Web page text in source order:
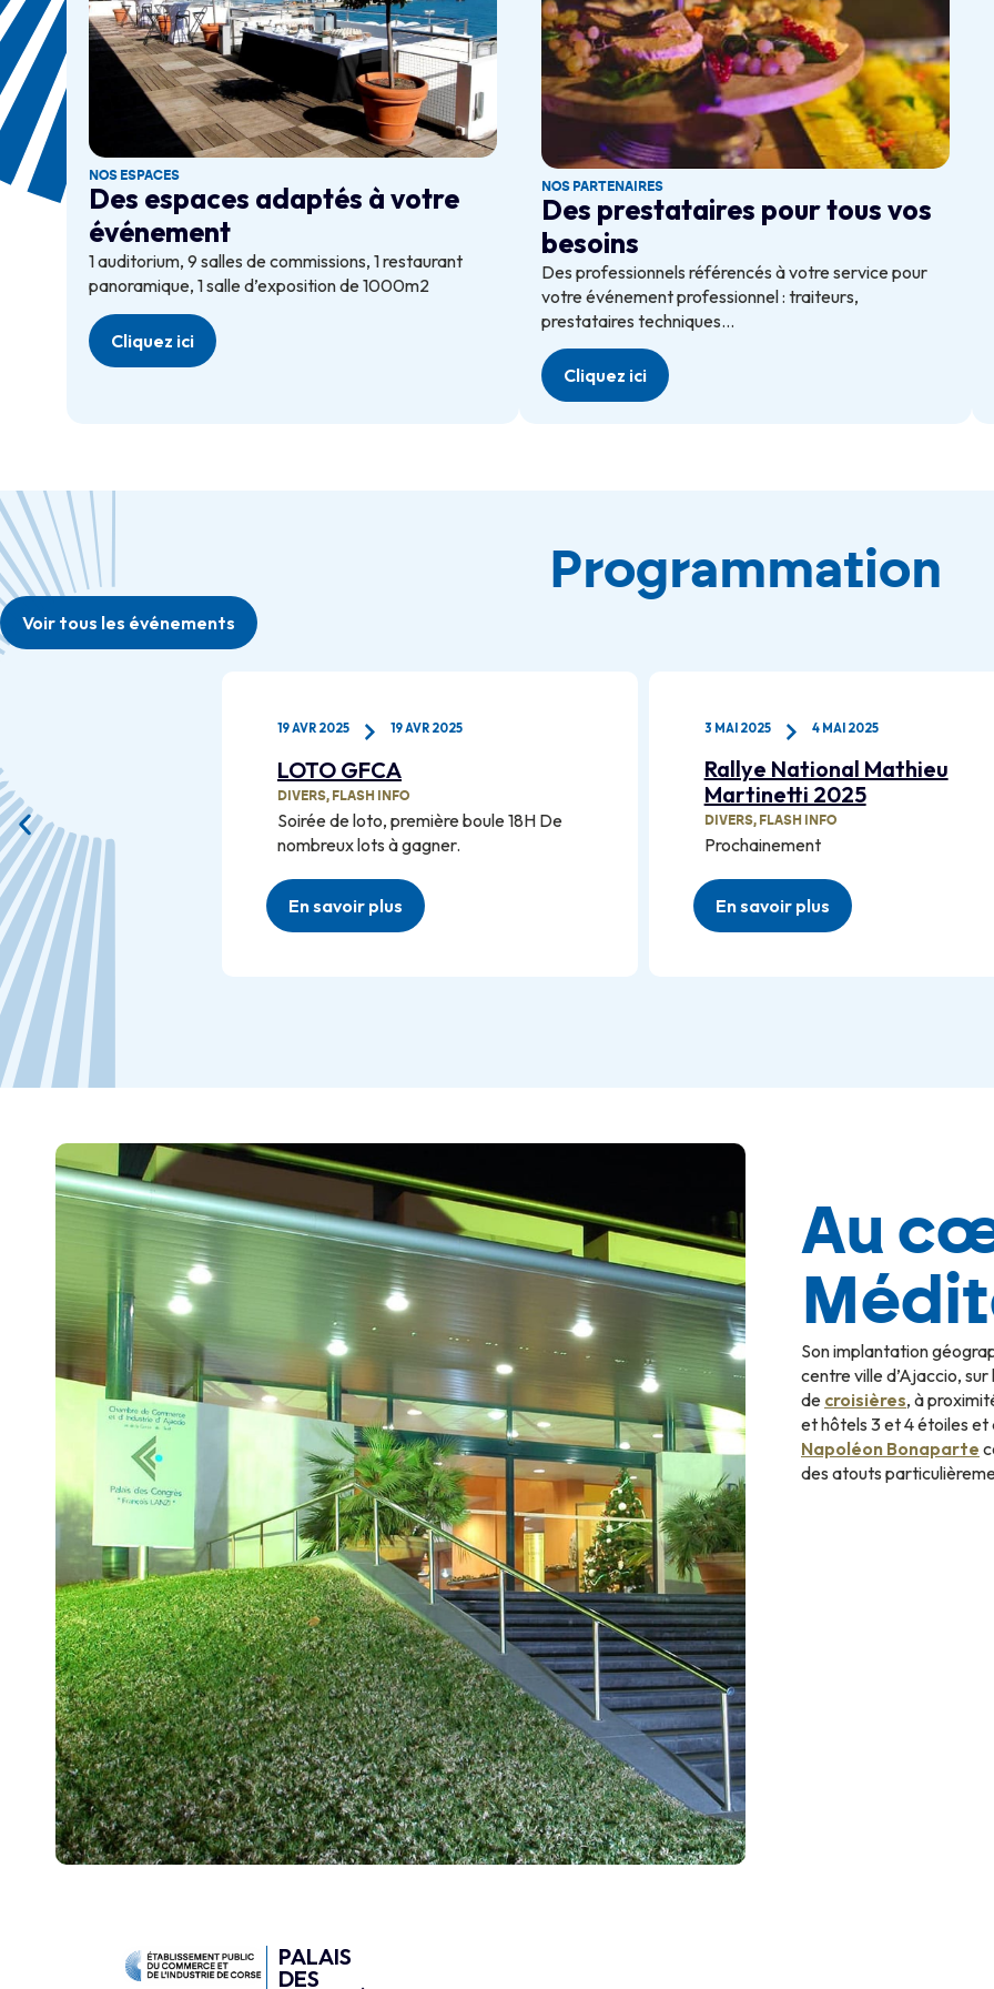
NOS ESPACES
Des espaces adaptés à votre
événement
1 auditorium, 9 salles de commissions, 1 restaurant
panoramique, 1 salle d’exposition de 1000m2
Cliquez ici
NOS PARTENAIRES
Des prestataires pour tous vos
besoins
Des professionnels référencés à votre service pour
votre événement professionnel : traiteurs,
prestataires techniques…
Cliquez ici
Programmation
Voir tous les événements
boule 18H De
3 MAI 2025 4 MAI 2025
Rallye National Mathieu
Martinetti 2025
DIVERS ,FLASH INFO
Prochainement
En savoir plus
24 MAI 2025 25 MAI 2025
Corsica TATTOO FEST
FESTIVALS,FLASH INFO
7ème Convention tatouage
En savoir plus
Au
Son implantation
centre ville d’Ajaccio,
de croisières, à
et hôtels 3 et 4 étoiles et
Napoléon Bonaparte
des atouts
PALAIS
DES